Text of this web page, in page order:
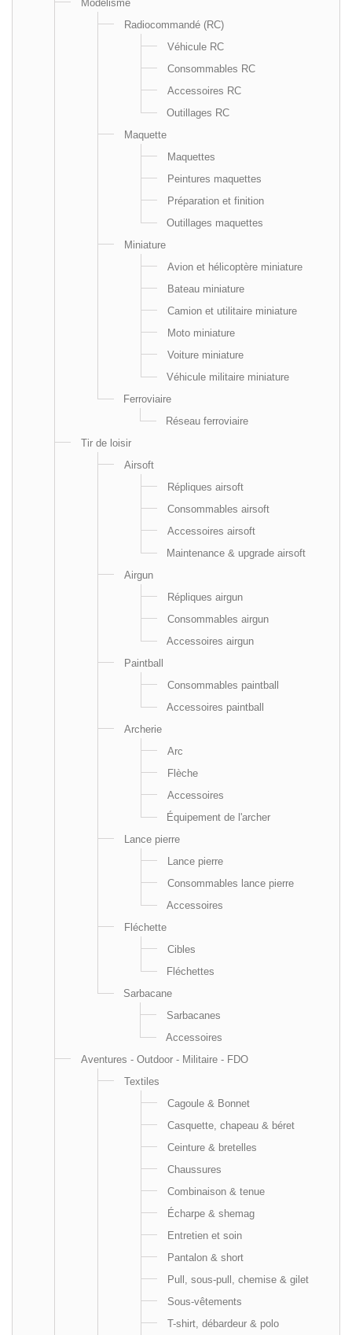
Modélisme
Radiocommandé (RC)
Véhicule RC
Consommables RC
Accessoires RC
Outillages RC
Maquette
Maquettes
Peintures maquettes
Préparation et finition
Outillages maquettes
Miniature
Avion et hélicoptère miniature
Bateau miniature
Camion et utilitaire miniature
Moto miniature
Voiture miniature
Véhicule militaire miniature
Ferroviaire
Réseau ferroviaire
Tir de loisir
Airsoft
Répliques airsoft
Consommables airsoft
Accessoires airsoft
Maintenance & upgrade airsoft
Airgun
Répliques airgun
Consommables airgun
Accessoires airgun
Paintball
Consommables paintball
Accessoires paintball
Archerie
Arc
Flèche
Accessoires
Équipement de l'archer
Lance pierre
Lance pierre
Consommables lance pierre
Accessoires
Fléchette
Cibles
Fléchettes
Sarbacane
Sarbacanes
Accessoires
Aventures - Outdoor - Militaire - FDO
Textiles
Cagoule & Bonnet
Casquette, chapeau & béret
Ceinture & bretelles
Chaussures
Combinaison & tenue
Écharpe & shemag
Entretien et soin
Pantalon & short
Pull, sous-pull, chemise & gilet
Sous-vêtements
T-shirt, débardeur & polo